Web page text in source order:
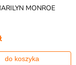
MONROE
do koszyka